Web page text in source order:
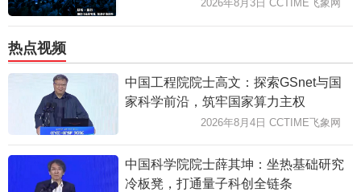
2026年8月3日 CCTIME飞象网
热点视频
中国工程院院士高文：探索GSnet与国
家科学前沿，筑牢国家算力主权
2026年8月4日 CCTIME飞象网
中国科学院院士薛其坤：坐热基础研究
冷板凳，打通量子科创全链条